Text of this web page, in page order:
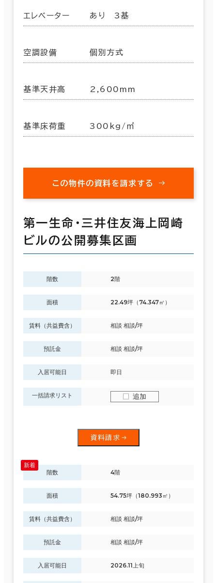
エレベーター あり 3基
空調設備 個別方式
基準天井高 2,600mm
基準床荷重 300kg/㎡
この物件の資料を請求する
第一生命・三井住友海上岡崎
ビルの公開募集区画
階数 2階
面積 22.49坪（74.347㎡）
賃料（共益費含） 相談 相談/坪
預託金 相談 相談/坪
入居可能日 即日
一括請求リスト 追加
資料請求
階数 4階
面積 54.75坪（180.993㎡）
賃料（共益費含） 相談 相談/坪
預託金 相談 相談/坪
入居可能日 2026.11上旬